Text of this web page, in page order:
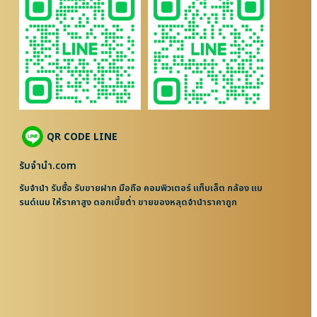
QR CODE LINE
รับจํานํา.com
รับจำนำ รับซื้อ รับขายฝาก มือถือ คอมพิวเตอร์ แท็บเล็ต กล้อง แบ
รนด์เนม ให้ราคาสูง ดอกเบี้ยต่ำ ขายของหลุดจำนำราคาถูก